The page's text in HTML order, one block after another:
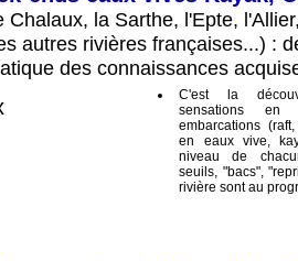
Chalaux, la Sarthe, l'Epte,
autres rivières françaises...) :
des connaissances
C'est la
sensations en
embarcations
en eaux vive,
niveau de
seuils, "bacs",
rivière sont au